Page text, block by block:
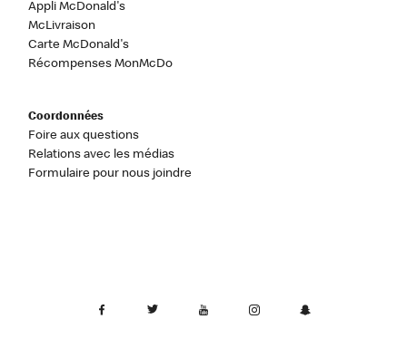
Appli McDonald's
McLivraison
Carte McDonald's
Récompenses MonMcDo
Coordonnées
Foire aux questions
Relations avec les médias
Formulaire pour nous joindre